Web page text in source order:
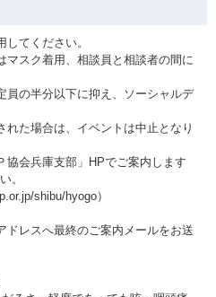
てください。
マスク着用、相談員と相談者の間に
員の半分以下に抑え、ソーシャルデ
た場合は、イベントは中止となり
協会兵庫支部」HPでご案内します
。
shibu/hyogo）
ドレスへ最終のご案内メールをお送